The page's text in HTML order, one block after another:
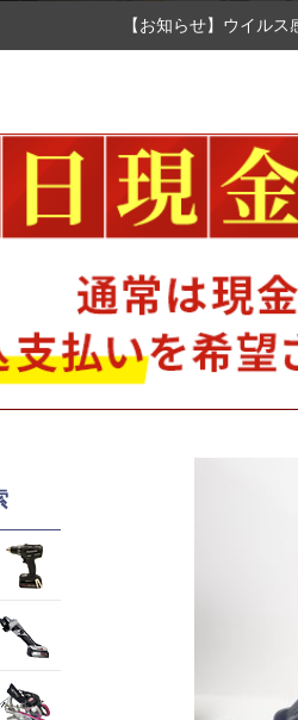
【お知らせ】ウイル